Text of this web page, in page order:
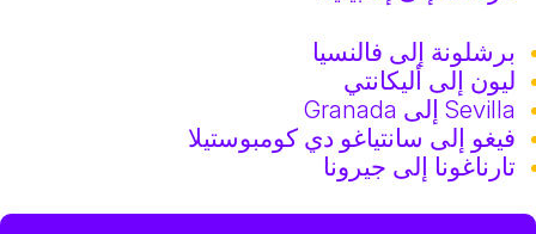
برشلونة إلى فالنسيا
ليون إلى أليكانتي
Sevilla إلى Granada
فيغو إلى سانتياغو دي كومبوستيلا
تارناغونا إلى جيرونا